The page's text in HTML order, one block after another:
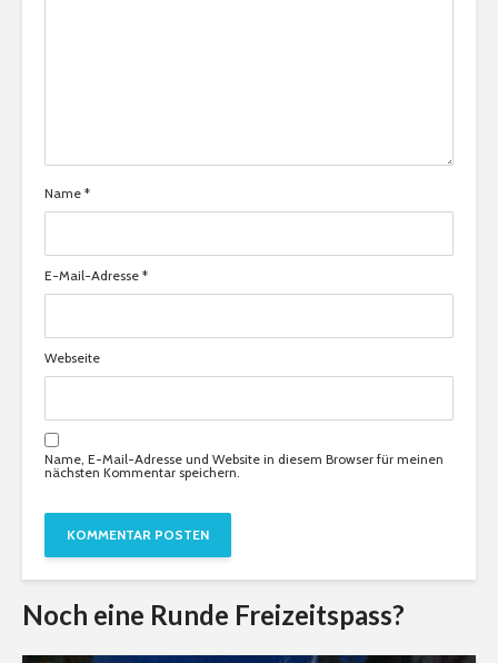
Name *
E-Mail-Adresse *
Webseite
Name, E-Mail-Adresse und Website in diesem Browser für meinen
nächsten Kommentar speichern.
Noch eine Runde Freizeitspass?